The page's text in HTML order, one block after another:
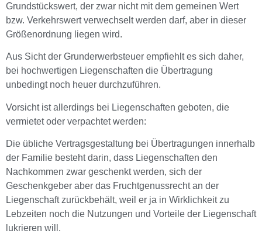
Grundstückswert, der zwar nicht mit dem gemeinen Wert
bzw. Verkehrswert verwechselt werden darf, aber in dieser
Größenordnung liegen wird.
Aus Sicht der Grunderwerbsteuer empfiehlt es sich daher,
bei hochwertigen Liegenschaften die Übertragung
unbedingt noch heuer durchzuführen.
Vorsicht ist allerdings bei Liegenschaften geboten, die
vermietet oder verpachtet werden:
Die übliche Vertragsgestaltung bei Übertragungen innerhalb
der Familie besteht darin, dass Liegenschaften den
Nachkommen zwar geschenkt werden, sich der
Geschenkgeber aber das Fruchtgenussrecht an der
Liegenschaft zurückbehält, weil er ja in Wirklichkeit zu
Lebzeiten noch die Nutzungen und Vorteile der Liegenschaft
lukrieren will.